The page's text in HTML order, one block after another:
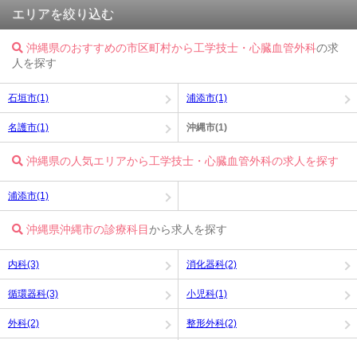
エリアを絞り込む
沖縄県のおすすめの市区町村から工学技士・心臓血管外科の求
人を探す
石垣市(1) 浦添市(1)
名護市(1) 沖縄市(1)
沖縄県の人気エリアから工学技士・心臓血管外科の求人を探す
浦添市(1)
沖縄県沖縄市の診療科目から求人を探す
内科(3) 消化器科(2)
循環器科(3) 小児科(1)
外科(2) 整形外科(2)